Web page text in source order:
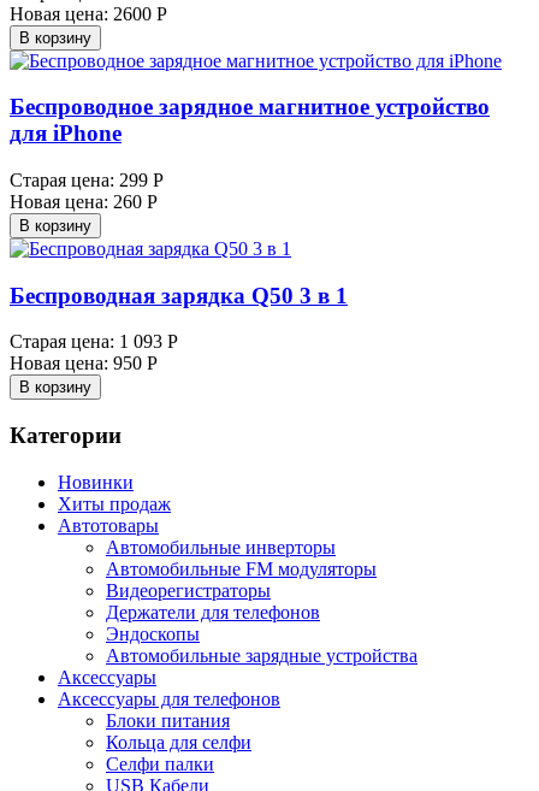
Новая цена: 2600 Р
В корзину
Беспроводное зарядное магнитное устройство
для iPhone
Старая цена: 299 Р
Новая цена: 260 Р
В корзину
Беспроводная зарядка Q50 3 в 1
Старая цена: 1 093 Р
Новая цена: 950 Р
В корзину
Категории
Новинки
Хиты продаж
Автотовары
Автомобильные инверторы
Автомобильные FM модуляторы
Видеорегистраторы
Держатели для телефонов
Эндоскопы
Автомобильные зарядные устройства
Аксессуары
Аксессуары для телефонов
Блоки питания
Кольца для селфи
Селфи палки
USB Кабели